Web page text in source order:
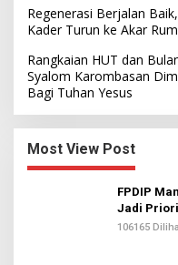
Regenerasi Berjalan
Kader Turun ke Akar
Rangkaian HUT dan
Syalom Karombasan
Bagi Tuhan Yesus
Most View Post
FPDIP
Jadi
106165